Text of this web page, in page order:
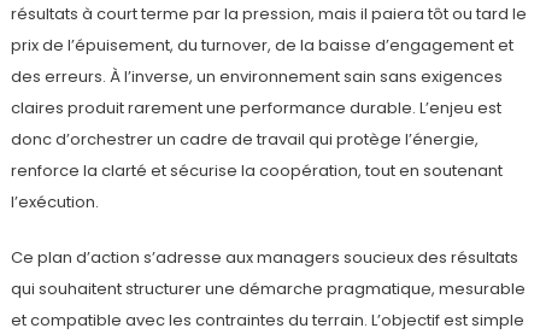
résultats à court terme par la pression, mais il paiera tôt ou tard le
prix de l’épuisement, du turnover, de la baisse d’engagement et
des erreurs. À l’inverse, un environnement sain sans exigences
claires produit rarement une performance durable. L’enjeu est
donc d’orchestrer un cadre de travail qui protège l’énergie,
renforce la clarté et sécurise la coopération, tout en soutenant
l’exécution.
Ce plan d’action s’adresse aux managers soucieux des résultats
qui souhaitent structurer une démarche pragmatique, mesurable
et compatible avec les contraintes du terrain. L’objectif est simple